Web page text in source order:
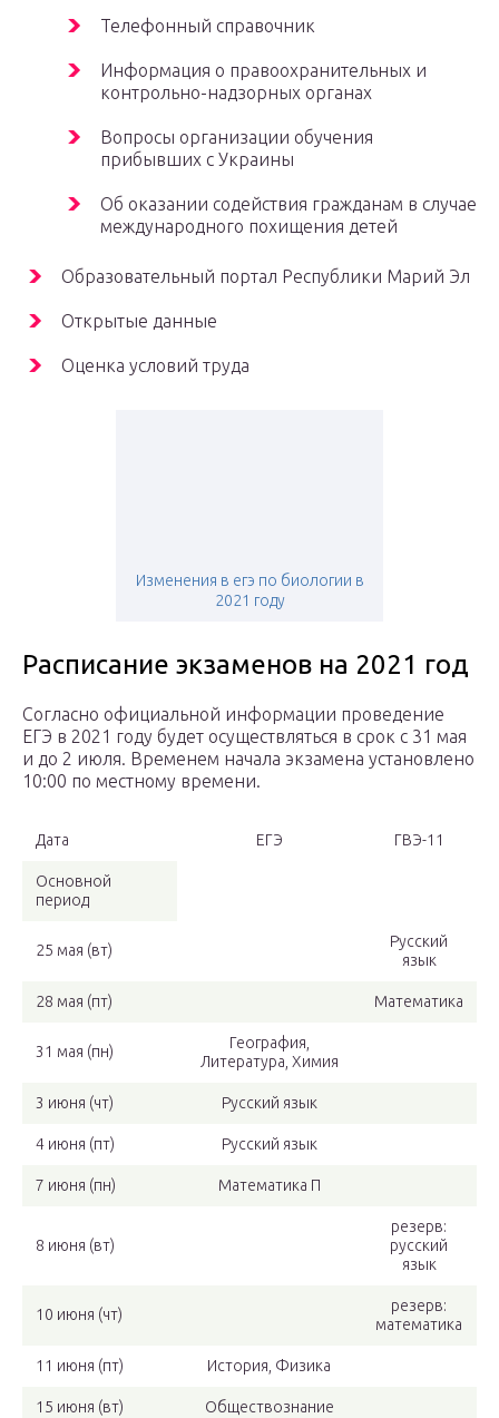
Телефонный справочник
Информация о правоохранительных и
контрольно-надзорных органах
Вопросы организации обучения
прибывших с Украины
Об оказании содействия гражданам в случае
международного похищения детей
Образовательный портал Республики Марий Эл
Открытые данные
Оценка условий труда
Изменения в егэ по биологии в
2021 году
Расписание экзаменов на 2021 год
Согласно официальной информации проведение
ЕГЭ в 2021 году будет осуществляться в срок с 31 мая
и до 2 июля. Временем начала экзамена установлено
10:00 по местному времени.
Дата ЕГЭ ГВЭ-11
Основной
период
25 мая (вт)
Русский
язык
28 мая (пт) Математика
31 мая (пн)
География,
Литература, Химия
3 июня (чт) Русский язык
4 июня (пт) Русский язык
7 июня (пн) Математика П
8 июня (вт)
резерв:
русский
язык
10 июня (чт)
резерв:
математика
11 июня (пт) История, Физика
15 июня (вт) Обществознание